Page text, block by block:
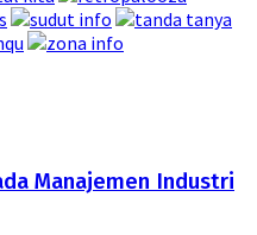
Manajemen Industri